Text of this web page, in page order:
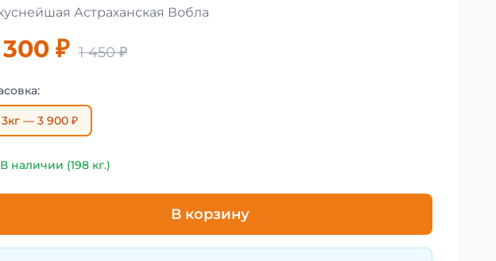
Астраханская Вобла
300 ₽ 1 450 ₽
3кг — 3 900 ₽
наличии (198 кг.)
В корзину